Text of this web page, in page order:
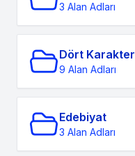
3 Alan Adları
Dört Karakter
9 Alan Adları
Edebiyat
3 Alan Adları